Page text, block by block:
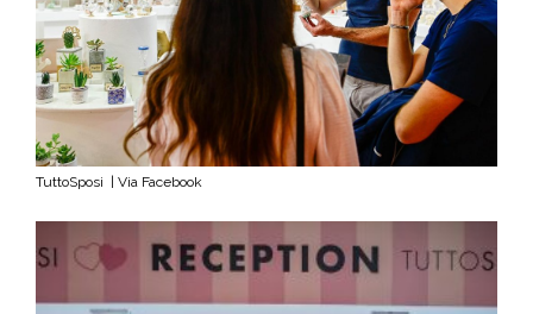
TuttoSposi | Via Facebook